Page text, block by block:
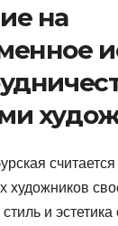
на
художников
и эстетика